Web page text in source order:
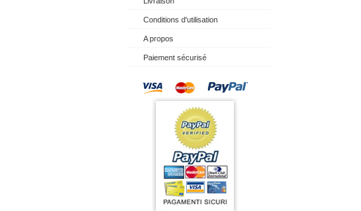
Conditions d'utilisation
A propos
Paiement sécurisé